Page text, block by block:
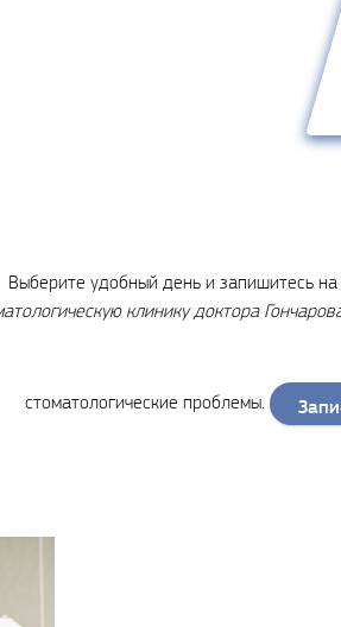
Выберите удобный день и запишитесь
клинику доктора
стоматологические проблемы.